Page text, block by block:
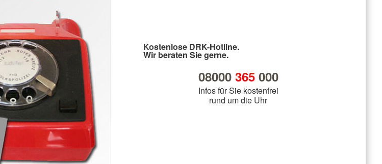
Kostenlose DRK-Hotline.
Wir beraten Sie gerne.
08000 365000
Infos für Sie kostenfrei
rund um die Uhr